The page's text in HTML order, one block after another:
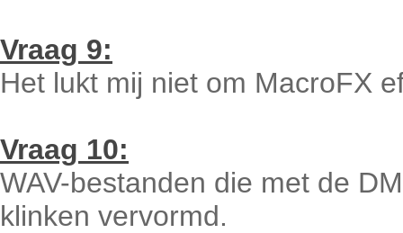
Vraag 9:
Het lukt mij niet om MacroFX
Vraag 10:
WAV-bestanden die met de
klinken vervormd.